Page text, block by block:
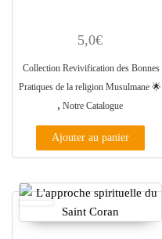
5,0€
Collection Revivification des Bonnes
Pratiques de la religion Musulmane ​🌟​
, Notre Catalogue
Ajouter au panier